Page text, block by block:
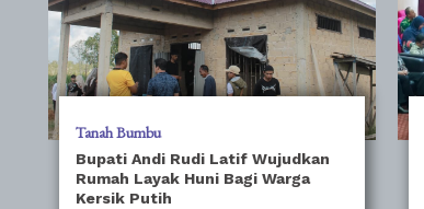
Tanah Bumbu
Bupati Andi Rudi Latif Wujudkan
Rumah Layak Huni Bagi Warga
Kersik Putih